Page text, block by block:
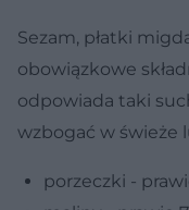
Sezam, płatki
obowiązkowe
odpowiada taki
wzbogać w świeże
porzeczki -